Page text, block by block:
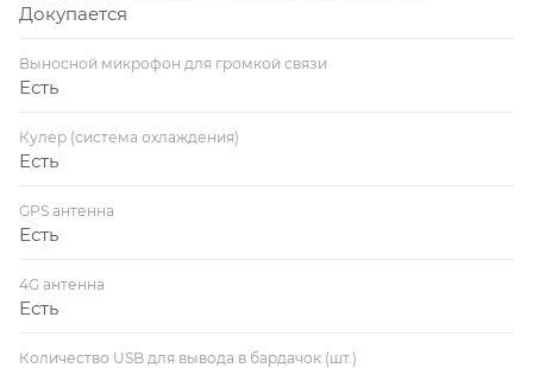
Докупается
Выносной микрофон для громкой связи
Есть
Кулер (система охлаждения)
Есть
GPS антенна
Есть
4G антенна
Есть
Количество USB для вывода в бардачок (шт.)